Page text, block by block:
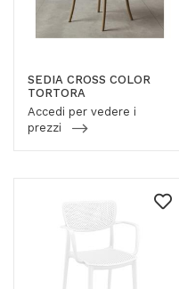
SEDIA CROSS COLOR
TORTORA
Accedi per vedere i
prezzi